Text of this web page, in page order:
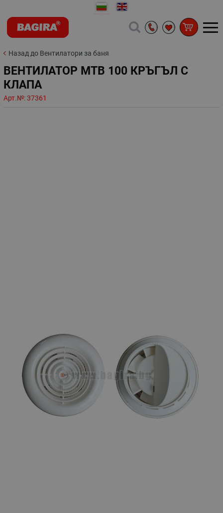
Назад до Вентилатори за баня
ВЕНТИЛАТОР MTB 100 КРЪГЪЛ С
КЛАПА
Арт.№:37361